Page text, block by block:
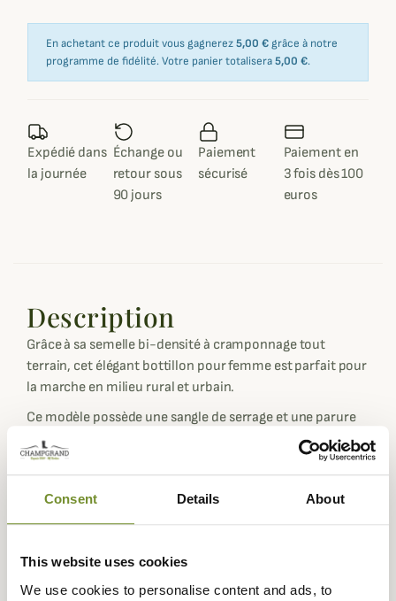
Consent Details About
This website uses cookies
We use cookies to personalise content and ads, to
En achetant ce produit vous gagnerez5,00 € grâce à notre
programme de fidélité. Votre panier totalisera5,00 €.
Expédié dans
la journée
Échange ou
retour sous
90 jours
Paiement
sécurisé
Paiement en
3 fois dès 100
euros
Description
Grâce à sa semelle bi-densité à cramponnage tout
terrain, cet élégant bottillon pour femme est parfait pour
la marche en milieu rural et urbain.
Ce modèle possède une sangle de serrage et une parure
en caoutchouc bicolore en haut de la tige. Sa doublure
Jersey vous assure résistance et confortable.
Quatre coloris disponibles : Vert Chameau, Noir, Cherry,
Marine.
Fiche technique